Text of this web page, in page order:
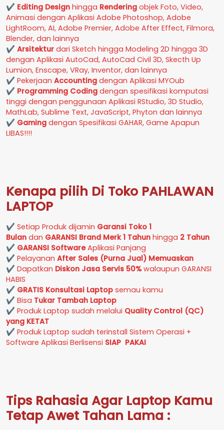
✔ Editing Design hingga Rendering objek Foto, Video,
Animasi dengan Aplikasi Adobe Photoshop, Adobe
LightRoom, AI, Adobe Premier, Adobe After Effect, Filmora,
Blender, dan lainnya
✔ Arsitektur dari Sketch hingga Modeling 2D hingga 3D
dengan Aplikasi AutoCad, AutoCad Civil 3D, Skecth Up
Lumion, Enscape, VRay, Inventor, dan lainnya
✔ Pekerjaan Accounting dengan Aplikasi MYOub
✔ Programming Coding dengan spesifikasi komputasi
tinggi dengan penggunaan Aplikasi RStudio, 3D Studio,
MathLab, Sublime Text, JavaScript, Phyton dan lainnya
✔ Gaming dengan Spesifikasi GAHAR, Game Apapun
LIBAS!!!!
Kenapa pilih Di Toko PAHLAWAN
LAPTOP
✔ Setiap Produk dijamin Garansi Toko 1
Bulan dan GARANSI Brand Merk 1 Tahun hingga 2 Tahun
✔ GARANSI SoftwareAplikasi Panjang
✔ Pelayanan After Sales (Purna Jual) Memuaskan
✔ Dapatkan Diskon Jasa Servis 50%walaupun GARANSI
HABIS
✔ GRATIS Konsultasi Laptop semau kamu
✔ Bisa Tukar Tambah Laptop
✔ Produk Laptop sudah melalui Quality Control (QC)
yang KETAT
✔ Produk Laptop sudah terinstall Sistem Operasi +
Software Aplikasi Berlisensi SIAP PAKAI
Tips Rahasia Agar Laptop Kamu
Tetap Awet Tahan Lama :